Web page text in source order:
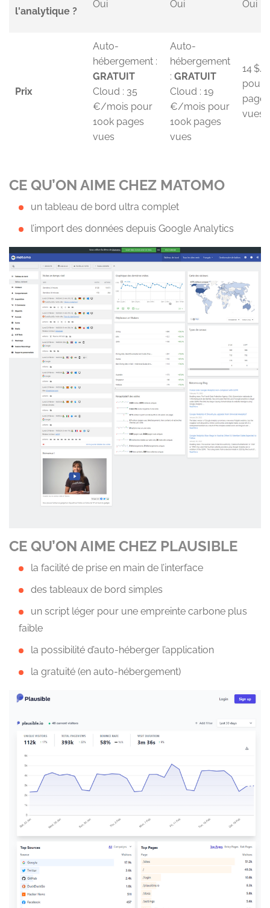
l'analytique ?
Oui Oui Oui
Prix
Auto-
hébergement :
GRATUIT
Cloud : 35
€/mois pour
100k pages
vues
Auto-
hébergement
: GRATUIT
Cloud : 19
€/mois pour
100k pages
vues
14 $/
pour
pages
vues
CE QU’ON AIME CHEZ MATOMO
un tableau de bord ultra complet
l’import des données depuis Google Analytics
CE QU’ON AIME CHEZ PLAUSIBLE
la facilité de prise en main de l’interface
des tableaux de bord simples
un script léger pour une empreinte carbone plus
faible
la possibilité d’auto-héberger l’application
la gratuité (en auto-hébergement)